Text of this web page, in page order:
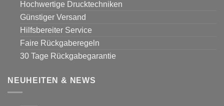
Hochwertige Drucktechniken
Günstiger Versand
Hilfsbereiter Service
Faire Rückgaberegeln
30 Tage Rückgabegarantie
NEUHEITEN & NEWS